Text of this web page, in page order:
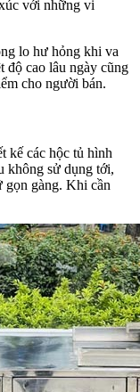
với những vi
lo hư hỏng khi va
độ cao lâu ngày cũng
cho người bán.
kế các hộc tủ hình
không sử dụng tới,
gọn gàng. Khi cần